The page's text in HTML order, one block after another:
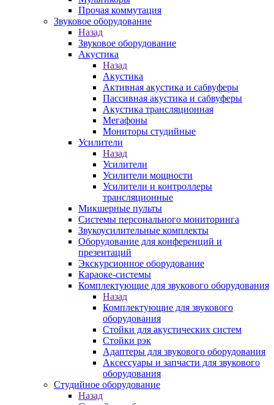
Прочая коммутация
Звуковое оборудование
Назад
Звуковое оборудование
Акустика
Назад
Акустика
Активная акустика и сабвуферы
Пассивная акустика и сабвуферы
Акустика трансляционная
Мегафоны
Мониторы студийные
Усилители
Назад
Усилители
Усилители мощности
Усилители и контроллеры
трансляционные
Микшерные пульты
Системы персонального мониторинга
Звукоусилительные комплекты
Оборудование для конференций и
презентаций
Экскурсионное оборудование
Караоке-системы
Комплектующие для звукового оборудования
Назад
Комплектующие для звукового
оборудования
Стойки для акустических систем
Стойки рэк
Адаптеры для звукового оборудования
Аксессуары и запчасти для звукового
оборудования
Студийное оборудование
Назад